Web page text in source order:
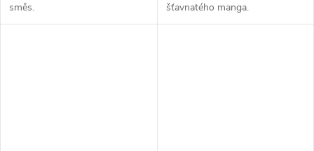
směs.
šťavnatého manga.